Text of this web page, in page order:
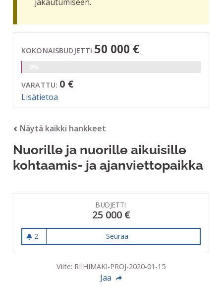
KOKONAISBUDJETTI 50 000 €
VARATTU: 0 €
Lisätietoa
Näytä kaikki hankkeet
Nuorille ja nuorille aikuisille
kohtaamis- ja ajanviettopaikka
BUDJETTI
25 000 €
2
2 seuraajaa
Seuraa
Viite: RIIHIMAKI-PROJ-2020-01-15
Jaa